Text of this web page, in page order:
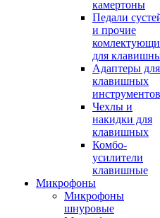
камертоны
Педали
и прочие
для
Адаптеры для
клавишных
инструментов
Чехлы и
накидки для
клавишных
Комбо-
усилители
клавишные
Микрофоны
Микрофоны
шнуровые